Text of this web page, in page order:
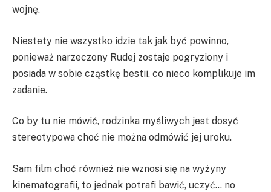
wojnę.
Niestety nie wszystko idzie tak jak być powinno,
ponieważ narzeczony Rudej zostaje pogryziony i
posiada w sobie cząstkę bestii, co nieco komplikuje im
zadanie.
Co by tu nie mówić, rodzinka myśliwych jest dosyć
stereotypowa choć nie można odmówić jej uroku.
Sam film choć również nie wznosi się na wyżyny
kinematografii, to jednak potrafi bawić, uczyć… no